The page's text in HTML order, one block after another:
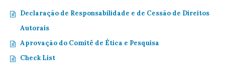
Declaração de Responsabilidade e de Cessão de Direitos
Autorais
Aprovação do Comitê de Ética e Pesquisa
Check List